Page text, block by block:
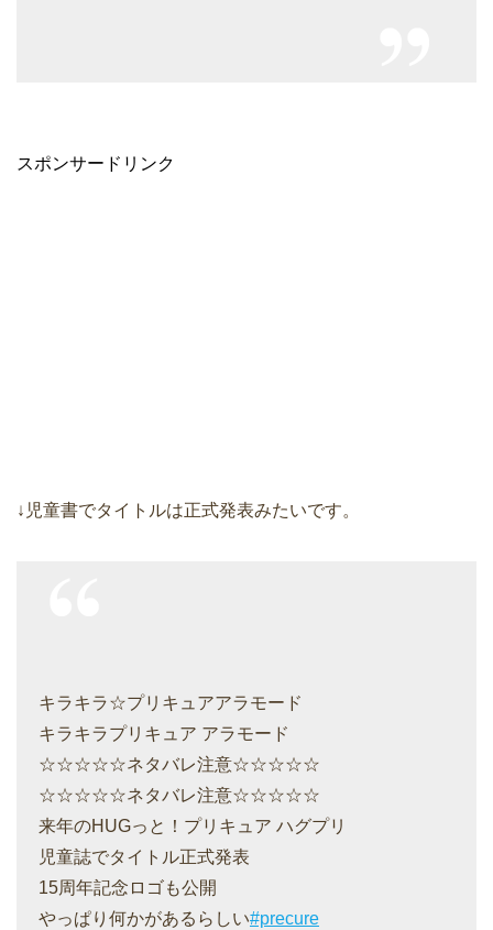
スポンサードリンク
↓児童書でタイトルは正式発表みたいです。
キラキラ☆プリキュアアラモード
キラキラプリキュア アラモード
☆☆☆☆☆ネタバレ注意☆☆☆☆☆
☆☆☆☆☆ネタバレ注意☆☆☆☆☆
来年のHUGっと！プリキュア ハグプリ
児童誌でタイトル正式発表
15周年記念ロゴも公開
やっぱり何かがあるらしい#precure